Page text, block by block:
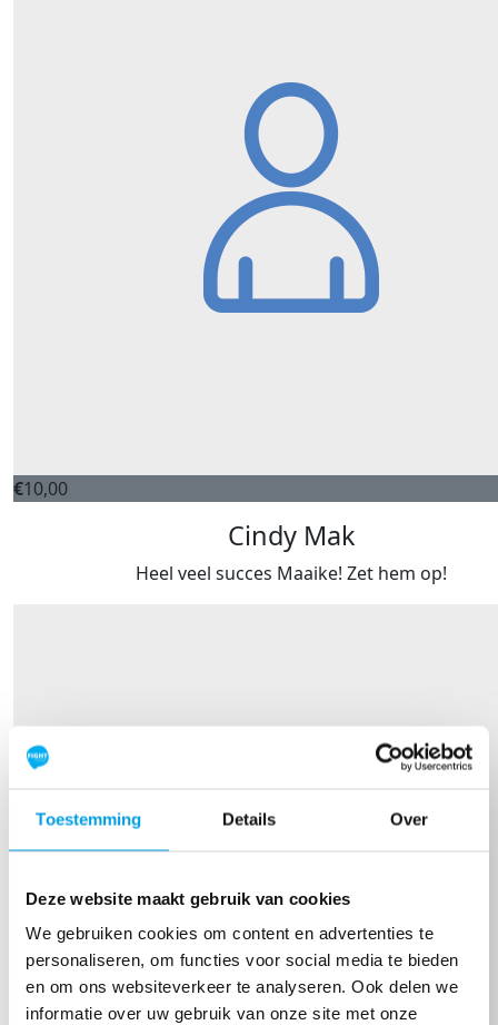
Toestemming Details Over
Deze website maakt gebruik van cookies
We gebruiken cookies om content en advertenties te
personaliseren, om functies voor social media te bieden
en om ons websiteverkeer te analyseren. Ook delen we
informatie over uw gebruik van onze site met onze
€10,00
Cindy Mak
Heel veel succes Maaike! Zet hem op!